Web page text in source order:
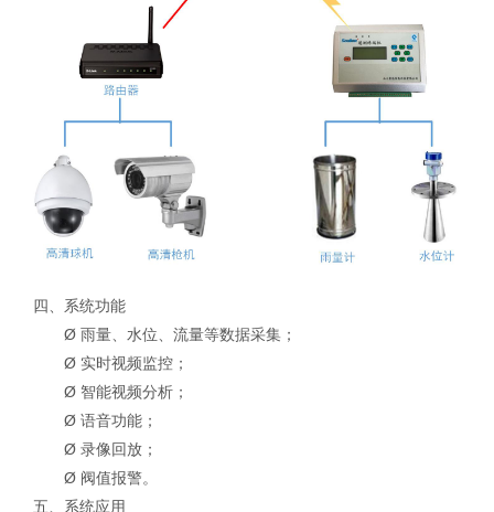
四、系统功能
Ø 雨量、水位、流量等数据采集；
Ø 实时视频监控；
Ø 智能视频分析；
Ø 语音功能；
Ø 录像回放；
Ø 阀值报警。
五、系统应用